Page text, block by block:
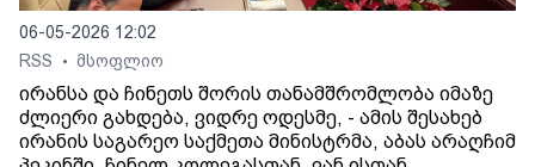
06-05-2026 12:02
RSS
• მსოფლიო
ირანსა და ჩინეთს შორის თანამშრომლობა იმაზე
ძლიერი გახდება, ვიდრე ოდესმე, - ამის შესახებ
ირანის საგარეო საქმეთა მინისტრმა, აბას არაღჩიმ